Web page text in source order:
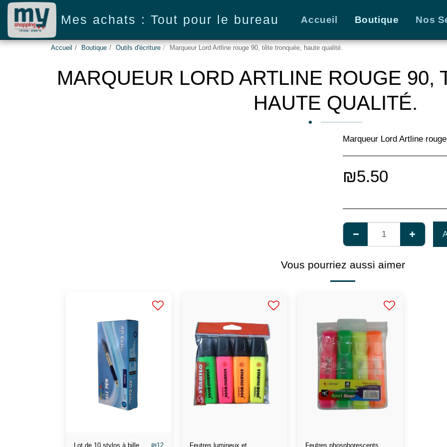
Mes achats : Tout pour le bureau Accueil Boutique Nos
Accueil Boutique Outils d'écriture Marqueur Lord Artline rouge 90, tête tronquée, haute qualité.
MARQUEUR LORD ARTLINE ROUGE 90,
HAUTE QUALITÉ.
Marqueur Lord Artline
₪5.50
Vous pourriez aussi aimer
Lot de 10 stylos à bille ₪12 Feutres lumineux et Feutres phosphorescents